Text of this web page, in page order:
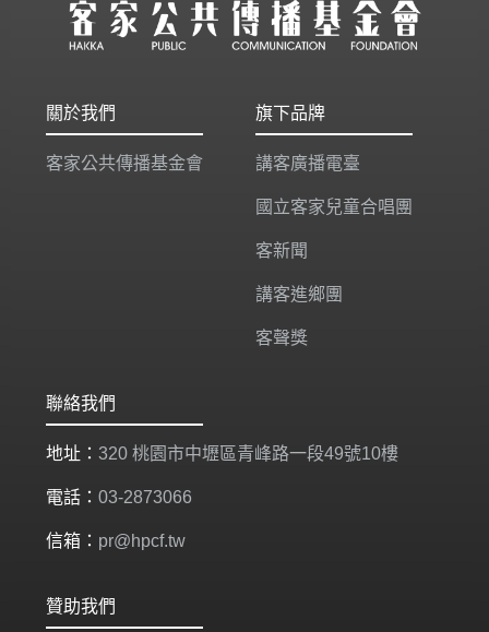
關於我們
客家公共傳播基金會
旗下品牌
講客廣播電臺
國立客家兒童合唱團
客新聞
講客進鄉團
客聲獎
聯絡我們
地址： 320 桃園市中壢區青峰路一段49號10樓
電話： 03-2873066
信箱： pr@hpcf.tw
贊助我們